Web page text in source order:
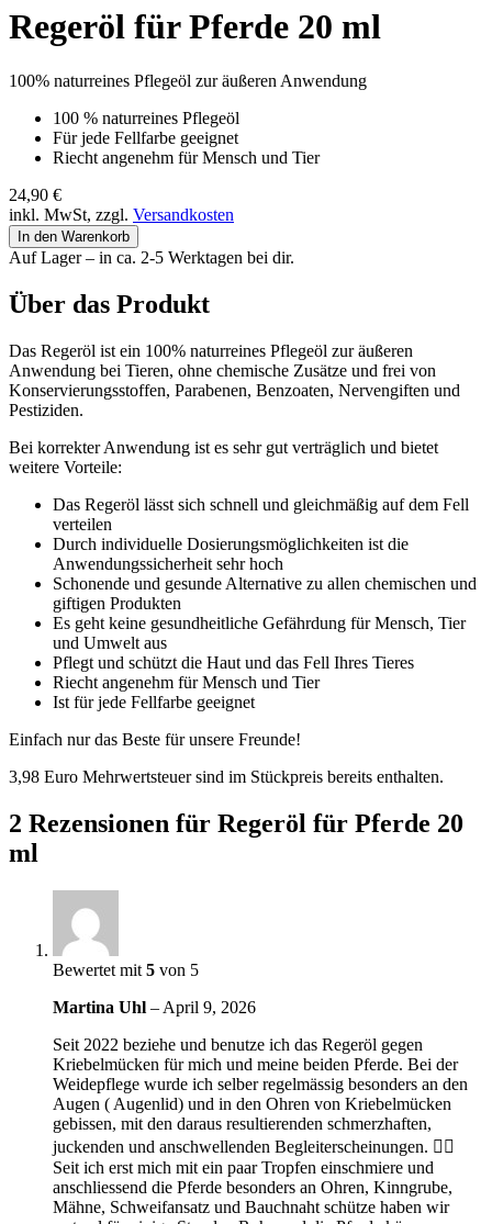
Regeröl für Pferde 20 ml
100% naturreines Pflegeöl zur äußeren Anwendung
100 % naturreines Pflegeöl
Für jede Fellfarbe geeignet
Riecht angenehm für Mensch und Tier
24,90 €
inkl. MwSt, zzgl. Versandkosten
Regeröl
für
20
ml
In den Warenkorb
Auf Lager – in ca. 2-5 Werktagen bei dir.
Über das Produkt
Das Regeröl ist ein 100% naturreines Pflegeöl zur äußeren
Anwendung bei Tieren, ohne chemische Zusätze und frei von
Konservierungsstoffen, Parabenen, Benzoaten, Nervengiften und
Pestiziden.
Bei korrekter Anwendung ist es sehr gut verträglich und bietet
weitere Vorteile:
Das Regeröl lässt sich schnell und gleichmäßig auf dem Fell
verteilen
Durch individuelle Dosierungsmöglichkeiten ist die
Anwendungssicherheit sehr hoch
Schonende und gesunde Alternative zu allen chemischen und
giftigen Produkten
Es geht keine gesundheitliche Gefährdung für Mensch, Tier
und Umwelt aus
Pflegt und schützt die Haut und das Fell Ihres Tieres
Riecht angenehm für Mensch und Tier
Ist für jede Fellfarbe geeignet
Einfach nur das Beste für unsere Freunde!
3,98 Euro Mehrwertsteuer sind im Stückpreis bereits enthalten.
2 Rezensionen für Regeröl für Pferde 20
ml
Bewertet mit 5 von 5
Martina Uhl – April 9, 2026
Seit 2022 beziehe und benutze ich das Regeröl gegen
Kriebelmücken für mich und meine beiden Pferde. Bei der
Weidepflege wurde ich selber regelmässig besonders an den
Augen ( Augenlid) und in den Ohren von Kriebelmücken
gebissen, mit den daraus resultierenden schmerzhaften,
juckenden und anschwellenden Begleiterscheinungen. 😶‍🌫️
Seit ich erst mich mit ein paar Tropfen einschmiere und
anschliessend die Pferde besonders an Ohren, Kinngrube,
Mähne, Schweifansatz und Bauchnaht schütze haben wir